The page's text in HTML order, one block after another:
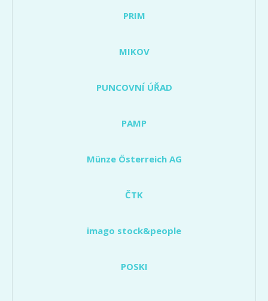
PRIM
MIKOV
PUNCOVNÍ ÚŘAD
PAMP
Münze Österreich AG
ČTK
imago stock&people
POSKI